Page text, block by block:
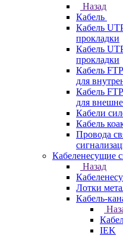
Назад
Кабель
Кабель
прокладки
Кабель
прокладки
Кабель
для
Кабель
для
Кабели
Кабель
Провода
Кабеленесущие
Назад
Лотки
Кабель-
IEK